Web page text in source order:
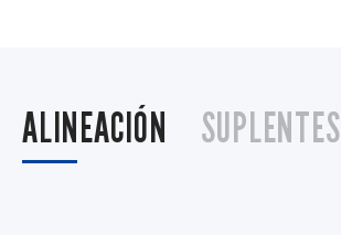
ALINEACIÓN SUPLENTES